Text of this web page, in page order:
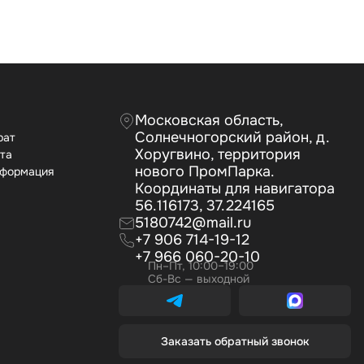
Московская область,
Солнечногорский район, д.
Хоругвино, территория
нового ПромПарка.
Координаты для навигатора
56.116173, 37.224165
5180742@mail.ru
+7 906 714-19-12
+7 966 060-20-10
Пн–Пт, 10:00–19:00
Сб-Вс — выходной
Заказать обратный звонок